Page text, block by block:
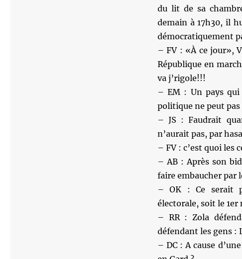
du lit de sa
demain à 17h30, il
démocratiquement
– FV : «À ce jour»,
République en
va j’rigole!!!
– EM : Un pays qui
politique ne peut
– JS : Faudrait
n’aurait pas, par
– FV : c’est quoi les
– AB : Après son
faire embaucher par
– OK : Ce serait
électorale, soit le
– RR : Zola
défendant les gens :
– DC : A cause